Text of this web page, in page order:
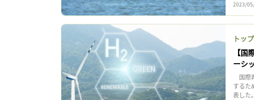
2023/
トッ
【
ーシ
国際
するた
表した